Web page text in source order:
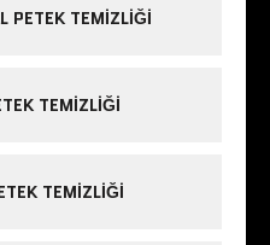
PETEK TEMIZLIĞI
TEMIZLIĞI
TEMIZLIĞI